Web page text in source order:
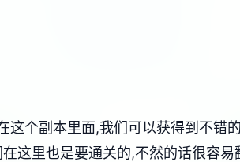
个副本里面,我们可以获得到不错
这里也是要通关的,不然的话很容